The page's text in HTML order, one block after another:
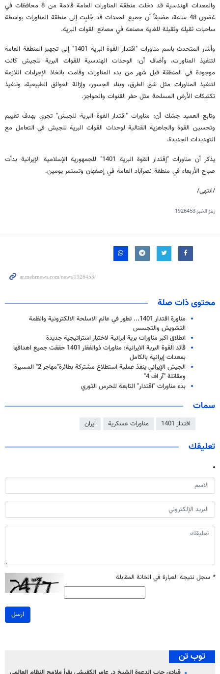
والمعدات الهندسية قد دخلت منطقة المناورات العامة قادمة من 8 محافظات في
غضون 48 ساعة، مضيفاً أن جميع المعدات قد جُلبِت إلى منطقة المناورات بواسطة
ساحبات ثقيلة وثقيلة للغاية مصنعة في مصانع القوات البرية.
وأشار المتحدث باسم مناورات "اقتدار القوة البرية 1401" إلى تجهيز المنطقة العامة
لتنفيذ المناورات، وأضاف أن: الوحدات الهندسية للقوات البرية للجيش كانت
موجودة في المنطقة قبل شهر من بدء المناورات وقامت باتخاذ الإجراءات اللازمة
لتنفيذ المناورات مثل شق الطرق، وبناء الجسور، وإزالة العوائق الطبيعية، وتنفيذ
تكتيكات الأرض المسلحة مثل حفر القنوات والحواجز.
وتابع العميد جشك أن: مناورات "اقتدار القوة البرية للجيش" تجري بهدف تقييم
وتحسين القوة والجاهزية القتالية لوحدات القوات البرية للجيش في التعامل مع
التهديدات الجديدة.
يذكر أن مناورات "إقتدار القوة البرية 1401" للجمهورية الإسلامية الإيرانية بدأت
صباح الأربعاء في منطقة نصرآباد العامة في إصفهان وتستمر يومين.
/انتهى/
رمز الخبر1926453
محتوى ذات صلة
مناورة اقتدار 1401... تطور في عالم الاسلحة الالكترونية وانظمة
التشويش والتجسس
انطلاق اكبر مناورات برية ايرانية لاختبار استراتيجية جديدة
قائد القوة البرية الايرانية: مناورات ذوالفقار 1401 حققت جميع اهدافها
بمعدات إيرانية بالكامل
الجيش الإيراني ينفذ عملية استطلاع مشتركة بطائرة"مهاجر 2" المسيرة
ومقاتلة "آر اف 4"
بدء مناورات "اقتدار" التابعة للحرس الثوري
سمات
اقتدار 1401 مناورات عسكرية ايران
تعليقك
* سجل نتيجة العبارة في الخانة المقابلة
ارسل
توب تن